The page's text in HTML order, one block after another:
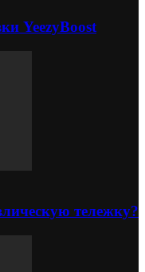
YeezyBoost
тележку?